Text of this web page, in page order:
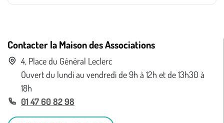
Contacter la Maison des Associations
4, Place du Général Leclerc
Ouvert du lundi au vendredi de 9h à 12h et de 13h30 à
18h
01 47 60 82 98